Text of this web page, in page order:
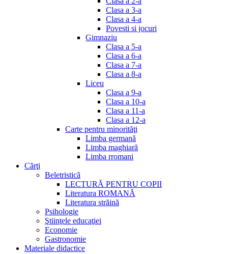
Clasa a 3-a
Clasa a 4-a
Povesti si jocuri
Gimnaziu
Clasa a 5-a
Clasa a 6-a
Clasa a 7-a
Clasa a 8-a
Liceu
Clasa a 9-a
Clasa a 10-a
Clasa a 11-a
Clasa a 12-a
Carte pentru minorităţi
Limba germană
Limba maghiară
Limba rromani
Cărţi
Beletristică
LECTURĂ PENTRU COPII
Literatura ROMANĂ
Literatura străină
Psihologie
Ştiinţele educaţiei
Economie
Gastronomie
Materiale didactice